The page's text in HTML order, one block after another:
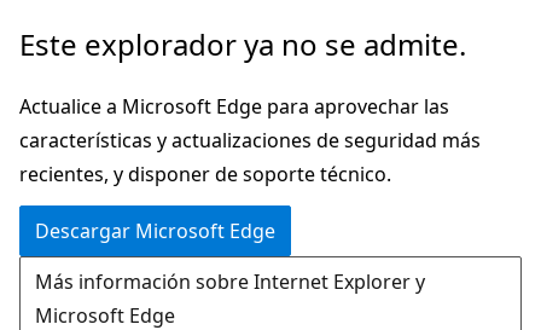
Ir
contenido
principal
Ir
la
navegación
en
la
página
Este explorador ya no se admite.
Actualice a Microsoft Edge para aprovechar las
características y actualizaciones de seguridad más
recientes, y disponer de soporte técnico.
Descargar Microsoft Edge
Más información sobre Internet Explorer y
Microsoft Edge